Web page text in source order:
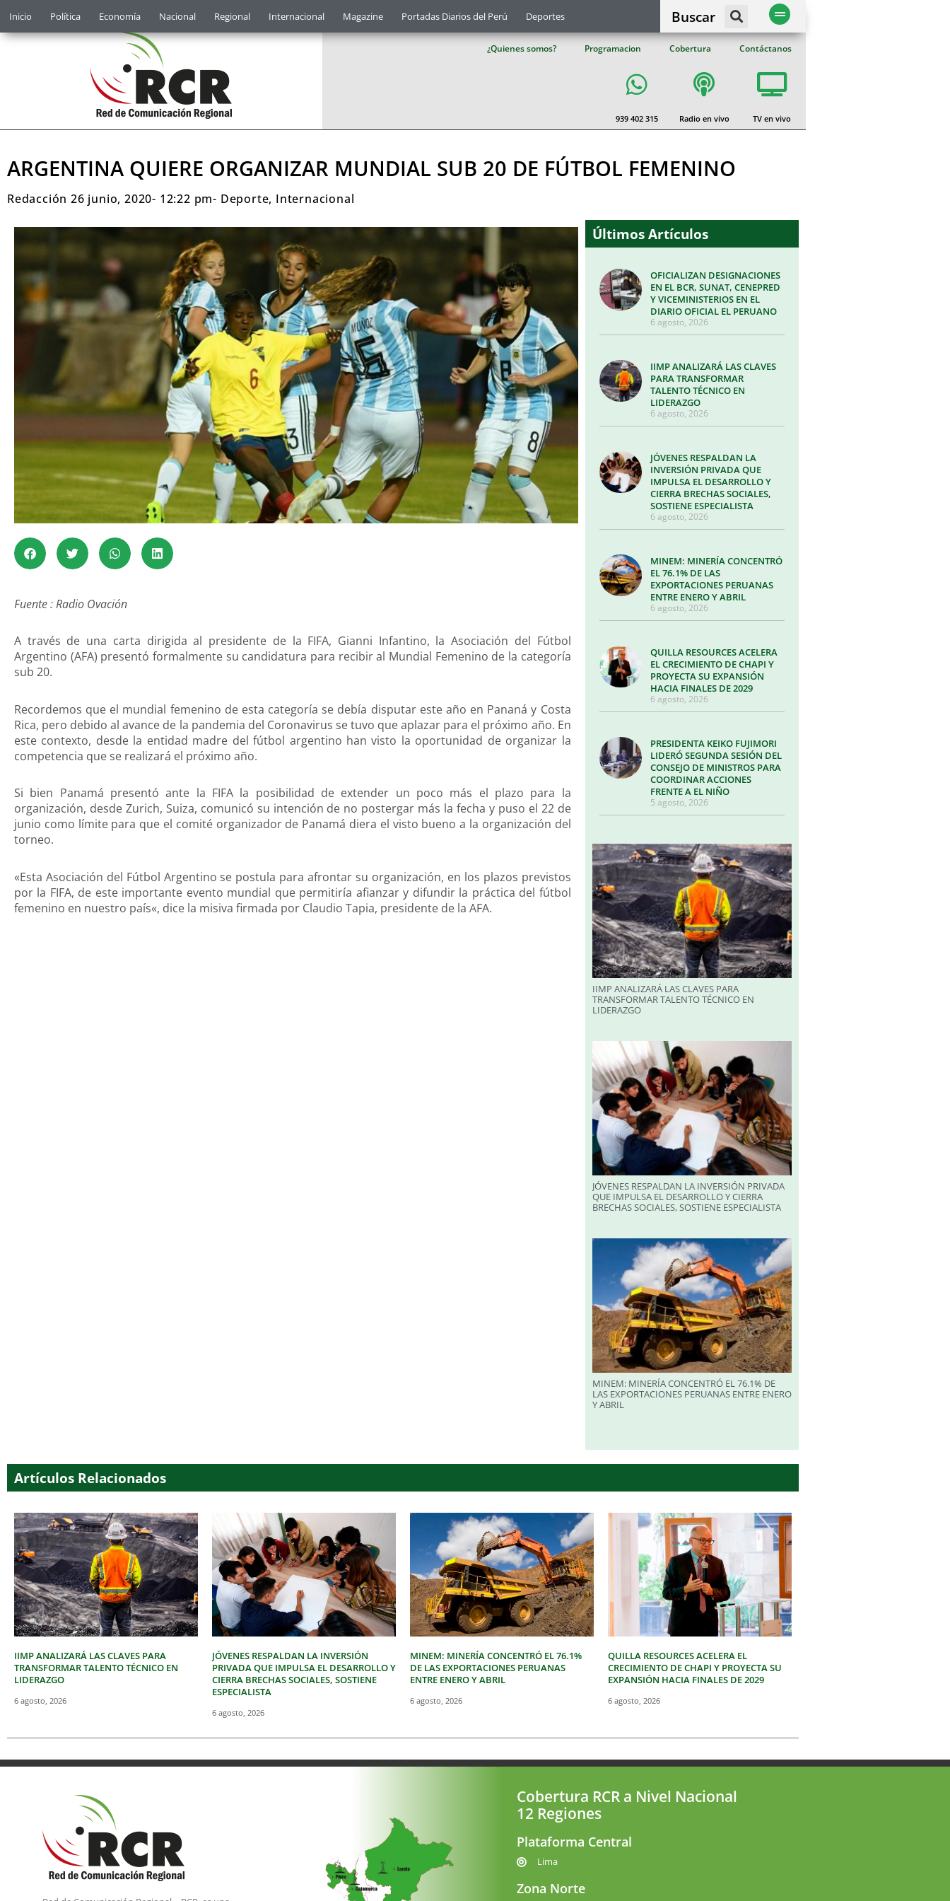
Inicio Política Economía Nacional Regional Internacional Magazine Portadas Diarios del Perú Deportes Buscar
¿Quienes somos? Programacion Cobertura Contáctanos
939 402 315 Radio en vivo TV en vivo
ARGENTINA QUIERE ORGANIZAR MUNDIAL SUB 20 DE FÚTBOL FEMENINO
Redacción 26 junio, 2020- 12:22 pm- Deporte, Internacional
Fuente : Radio Ovación
A través de una carta dirigida al presidente de la FIFA, Gianni Infantino, la Asociación del Fútbol
Argentino (AFA) presentó formalmente su candidatura para recibir al Mundial Femenino de la categoría
sub 20.
Recordemos que el mundial femenino de esta categoría se debía disputar este año en Pananá y Costa
Rica, pero debido al avance de la pandemia del Coronavirus se tuvo que aplazar para el próximo año. En
este contexto, desde la entidad madre del fútbol argentino han visto la oportunidad de organizar la
competencia que se realizará el próximo año.
Si bien Panamá presentó ante la FIFA la posibilidad de extender un poco más el plazo para la
organización, desde Zurich, Suiza, comunicó su intención de no postergar más la fecha y puso el 22 de
junio como límite para que el comité organizador de Panamá diera el visto bueno a la organización del
torneo.
«Esta Asociación del Fútbol Argentino se postula para afrontar su organización, en los plazos previstos
por la FIFA, de este importante evento mundial que permitiría afianzar y difundir la práctica del fútbol
femenino en nuestro país«, dice la misiva firmada por Claudio Tapia, presidente de la AFA.
Últimos Artículos
OFICIALIZAN DESIGNACIONES
EN EL BCR, SUNAT, CENEPRED
Y VICEMINISTERIOS EN EL
DIARIO OFICIAL EL PERUANO
6 agosto, 2026
IIMP ANALIZARÁ LAS CLAVES
PARA TRANSFORMAR
TALENTO TÉCNICO EN
LIDERAZGO
6 agosto, 2026
JÓVENES RESPALDAN LA
INVERSIÓN PRIVADA QUE
IMPULSA EL DESARROLLO Y
CIERRA BRECHAS SOCIALES,
SOSTIENE ESPECIALISTA
6 agosto, 2026
MINEM: MINERÍA CONCENTRÓ
EL 76.1% DE LAS
EXPORTACIONES PERUANAS
ENTRE ENERO Y ABRIL
6 agosto, 2026
QUILLA RESOURCES ACELERA
EL CRECIMIENTO DE CHAPI Y
PROYECTA SU EXPANSIÓN
HACIA FINALES DE 2029
6 agosto, 2026
PRESIDENTA KEIKO FUJIMORI
LIDERÓ SEGUNDA SESIÓN DEL
CONSEJO DE MINISTROS PARA
COORDINAR ACCIONES
FRENTE A EL NIÑO
5 agosto, 2026
IIMP ANALIZARÁ LAS CLAVES PARA
TRANSFORMAR TALENTO TÉCNICO EN
LIDERAZGO
JÓVENES RESPALDAN LA INVERSIÓN PRIVADA
QUE IMPULSA EL DESARROLLO Y CIERRA
BRECHAS SOCIALES, SOSTIENE ESPECIALISTA
MINEM: MINERÍA CONCENTRÓ EL 76.1% DE
LAS EXPORTACIONES PERUANAS ENTRE ENERO
Y ABRIL
Artículos Relacionados
IIMP ANALIZARÁ LAS CLAVES PARA
TRANSFORMAR TALENTO TÉCNICO EN
LIDERAZGO
6 agosto, 2026
JÓVENES RESPALDAN LA INVERSIÓN
PRIVADA QUE IMPULSA EL DESARROLLO Y
CIERRA BRECHAS SOCIALES, SOSTIENE
ESPECIALISTA
6 agosto, 2026
MINEM: MINERÍA CONCENTRÓ EL 76.1%
DE LAS EXPORTACIONES PERUANAS
ENTRE ENERO Y ABRIL
6 agosto, 2026
QUILLA RESOURCES ACELERA EL
CRECIMIENTO DE CHAPI Y PROYECTA SU
EXPANSIÓN HACIA FINALES DE 2029
6 agosto, 2026
Cobertura RCR a Nivel Nacional
12 Regiones
Plataforma Central
Lima
Zona Norte